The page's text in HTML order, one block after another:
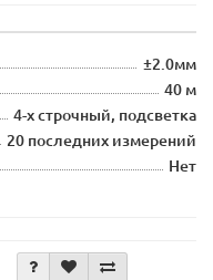
±2.0мм
40 м
4-х строчный, подсветка
20 последних измерений
Нет